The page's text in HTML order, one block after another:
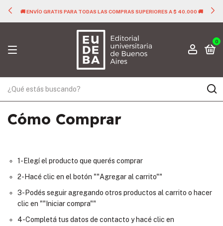
🚚 ENVÍO GRATIS PARA TODAS LAS COMPRAS SUPERIORES A $ 40.000 🚚
0
Cómo Comprar
1-Elegí el producto que querés comprar
2-Hacé clic en el botón ""Agregar al carrito""
3-Podés seguir agregando otros productos al carrito o hacer
clic en ""Iniciar compra""
4-Completá tus datos de contacto y hacé clic en